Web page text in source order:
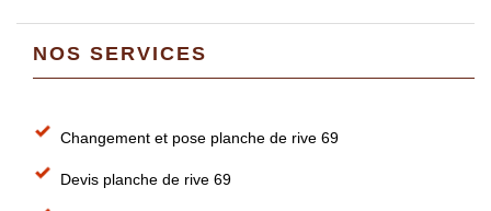
NOS SERVICES
Changement et pose planche de rive 69
Devis planche de rive 69